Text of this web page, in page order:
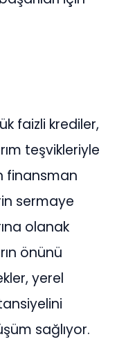
faizli krediler,
teşvikleriyle
finansman
sermaye
olanak
önünü
yerel
sağlıyor.